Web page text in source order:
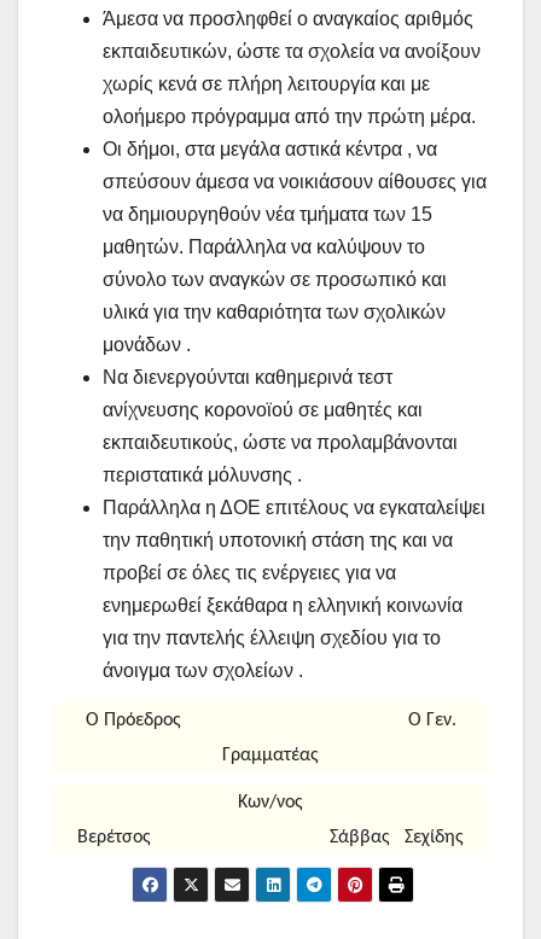
Άμεσα να προσληφθεί ο αναγκαίος αριθμός
εκπαιδευτικών, ώστε τα σχολεία να ανοίξουν
χωρίς κενά σε πλήρη λειτουργία και με
ολοήμερο πρόγραμμα από την πρώτη μέρα.
Οι δήμοι, στα μεγάλα αστικά κέντρα , να
σπεύσουν άμεσα να νοικιάσουν αίθουσες για
να δημιουργηθούν νέα τμήματα των 15
μαθητών. Παράλληλα να καλύψουν το
σύνολο των αναγκών σε προσωπικό και
υλικά για την καθαριότητα των σχολικών
μονάδων .
Να διενεργούνται καθημερινά τεστ
ανίχνευσης κορονοϊού σε μαθητές και
εκπαιδευτικούς, ώστε να προλαμβάνονται
περιστατικά μόλυνσης .
Παράλληλα η ΔΟΕ επιτέλους να εγκαταλείψει
την παθητική υποτονική στάση της και να
προβεί σε όλες τις ενέργειες για να
ενημερωθεί ξεκάθαρα η ελληνική κοινωνία
για την παντελής έλλειψη σχεδίου για το
άνοιγμα των σχολείων .
Ο Πρόεδρος Ο Γεν.
Γραμματέας
Κων/νος
Βερέτσος Σάββας Σεχίδης